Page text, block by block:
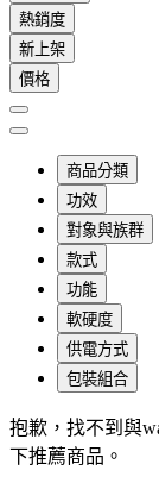
熱銷度
新上架
價格
商品分類
功效
對象與族群
款式
功能
軟硬度
供電方式
包裝組合
抱歉， 找不到與
下推薦商品 。